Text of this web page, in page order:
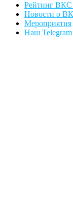
Рейтинг ВКС
Новости о
Мероприятия
Наш Telegram